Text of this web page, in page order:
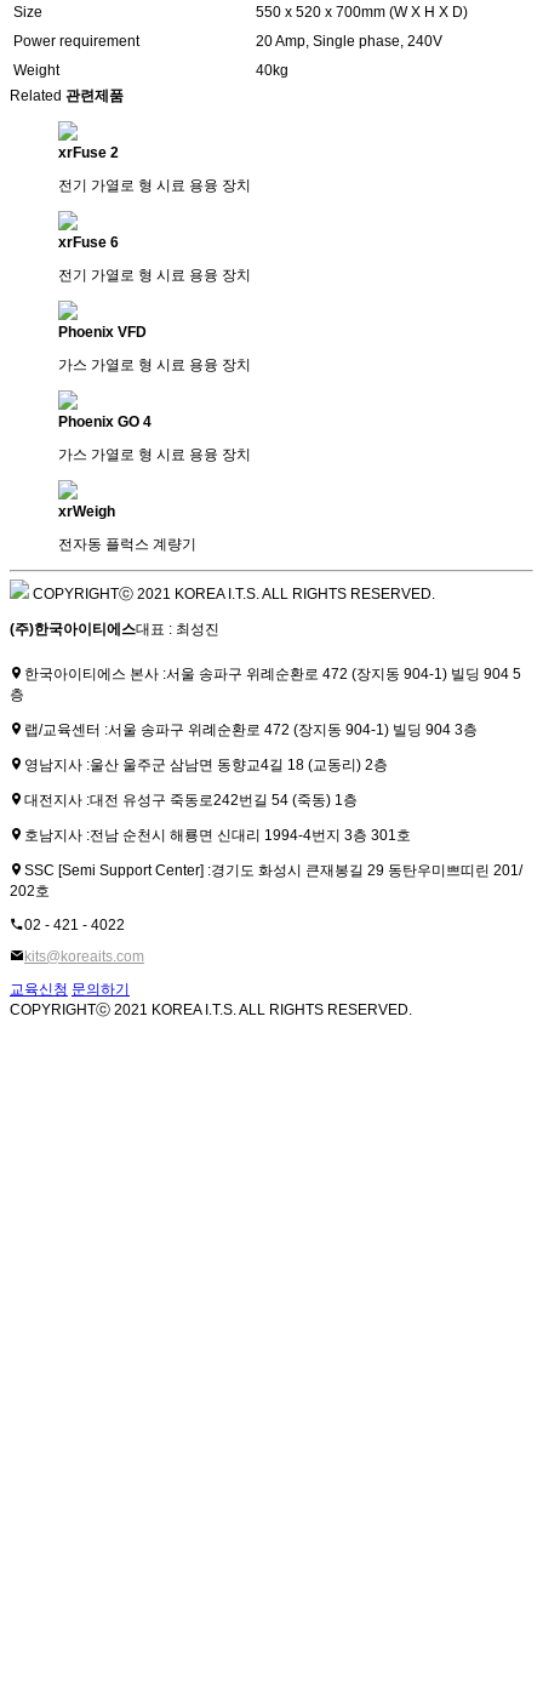
Size
550 x 520 x 700mm (W X H X D)
Power requirement
20 Amp, Single phase, 240V
Weight
40kg
Related 관련제품
xrFuse 2
전기 가열로 형 시료 용융 장치
xrFuse 6
전기 가열로 형 시료 용융 장치
Phoenix VFD
가스 가열로 형 시료 용융 장치
Phoenix GO 4
가스 가열로 형 시료 용융 장치
xrWeigh
전자동 플럭스 계량기
COPYRIGHTⓒ 2021 KOREA I.T.S. ALL RIGHTS RESERVED.
(주)한국아이티에스대표 : 최성진
한국아이티에스 본사 :서울 송파구 위례순환로 472 (장지동 904-1) 빌딩 904 5
층
랩/교육센터 :서울 송파구 위례순환로 472 (장지동 904-1) 빌딩 904 3층
영남지사 :울산 울주군 삼남면 동향교4길 18 (교동리) 2층
대전지사 :대전 유성구 죽동로242번길 54 (죽동) 1층
호남지사 :전남 순천시 해룡면 신대리 1994-4번지 3층 301호
SSC [Semi Support Center] :경기도 화성시 큰재봉길 29 동탄우미쁘띠린 201/
202호
02 - 421 - 4022
kits@koreaits.com
교육신청 문의하기
COPYRIGHTⓒ 2021 KOREA I.T.S. ALL RIGHTS RESERVED.